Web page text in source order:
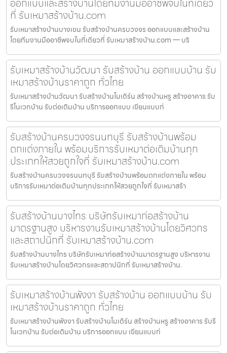
ที่ รับเหมาสร้างบ้าน.com
รับเหมาสร้างบ้านบางเขน รับสร้างบ้านครบวงจร ออกแบบและสร้างบ้าน
โดยทีมงานมืออาชีพจบในที่เดียวที่ รับเหมาสร้างบ้าน.com — บริ
รับเหมาสร้างบ้านวัฒนา รับสร้างบ้าน ออกแบบบ้าน รับ
เหมาสร้างบ้านราคาถูก ทั่วไทย
รับเหมาสร้างบ้านวัฒนา รับสร้างบ้านโมเดิร์น สร้างบ้านหรู สร้างอาคาร รับ
รีโนเวทบ้าน รับต่อเติมบ้าน บริการออกแบบ เขียนแบบก่
รับสร้างบ้านครบวงจรนนทบุรี รับสร้างบ้านพร้อม
ตกแต่งภายใน พร้อมบริการรับเหมาต่อเติมบ้านทุก
ประเภทให้สวยถูกใจที่ รับเหมาสร้างบ้าน.com
รับสร้างบ้านครบวงจรนนทบุรี รับสร้างบ้านพร้อมตกแต่งภายใน พร้อม
บริการรับเหมาต่อเติมบ้านทุกประเภทให้สวยถูกใจที่ รับเหมาสร้า
รับสร้างบ้านบางไทร บริษัทรับเหมาก่อสร้างบ้าน
มาตรฐานสูง บริหารงานรับเหมาสร้างบ้านโดยวิศวกร
และสถาปนิกที่ รับเหมาสร้างบ้าน.com
รับสร้างบ้านบางไทร บริษัทรับเหมาก่อสร้างบ้านมาตรฐานสูง บริหารงาน
รับเหมาสร้างบ้านโดยวิศวกรและสถาปนิกที่ รับเหมาสร้างบ้าน.
รับเหมาสร้างบ้านพังงา รับสร้างบ้าน ออกแบบบ้าน รับ
เหมาสร้างบ้านราคาถูก ทั่วไทย
รับเหมาสร้างบ้านพังงา รับสร้างบ้านโมเดิร์น สร้างบ้านหรู สร้างอาคาร รับรี
โนเวทบ้าน รับต่อเติมบ้าน บริการออกแบบ เขียนแบบก่